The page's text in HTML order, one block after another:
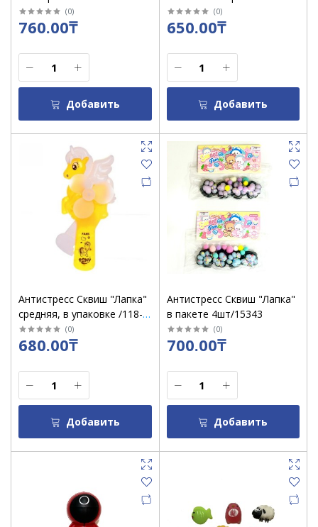
(0)
760.00₸
Добавить
(0)
650.00₸
Добавить
Антистресс Сквиш "Лапка"
средняя, в упаковке /118-
10
(0)
680.00₸
Добавить
Антистресс Сквиш "Лапка"
в пакете 4шт/15343
(0)
700.00₸
Добавить